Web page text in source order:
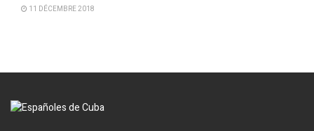
11 DÉCEMBRE 2018